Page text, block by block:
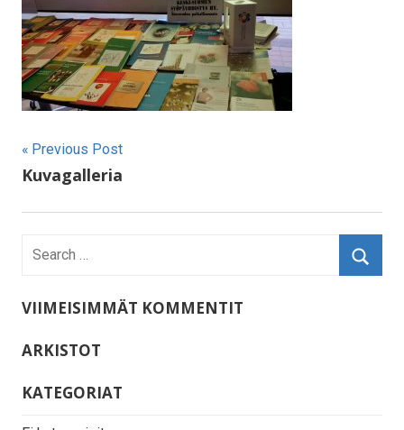
Artikkelien
selaus
Previous Post
Kuvagalleria
VIIMEISIMMÄT KOMMENTIT
ARKISTOT
KATEGORIAT